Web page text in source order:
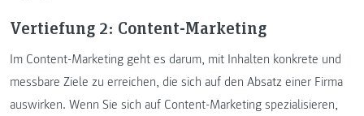
Vertiefung 2: Content-Marketing
Im Content-Marketing geht es darum, mit Inhalten konkrete und
messbare Ziele zu erreichen, die sich auf den Absatz einer Firma
auswirken. Wenn Sie sich auf Content-Marketing spezialisieren,